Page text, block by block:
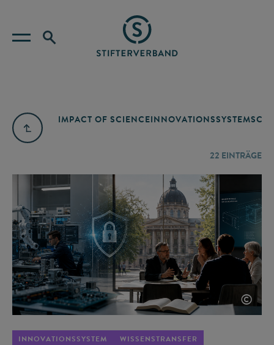
IMPACT OF SCIENCEINNOVATIONSSYSTEM
22 EINTRÄGE
©
INNOVATIONSSYSTEM WISSENSTRANSFER